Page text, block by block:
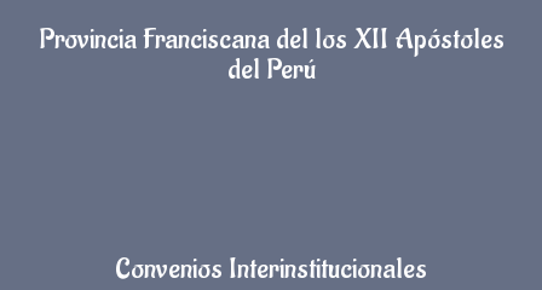
Provincia Franciscana del los XII Apóstoles
del Perú
Convenios Interinstitucionales